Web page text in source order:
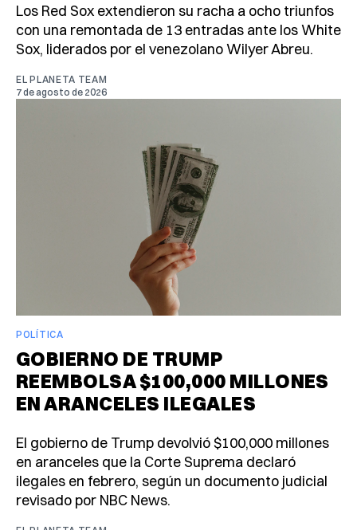
Los Red Sox extendieron su racha a ocho triunfos
con una remontada de 13 entradas ante los White
Sox, liderados por el venezolano Wilyer Abreu.
EL PLANETA TEAM
7 de agosto de 2026
POLÍTICA
GOBIERNO DE TRUMP
REEMBOLSA $100,000 MILLONES
EN ARANCELES ILEGALES
El gobierno de Trump devolvió $100,000 millones
en aranceles que la Corte Suprema declaró
ilegales en febrero, según un documento judicial
revisado por NBC News.